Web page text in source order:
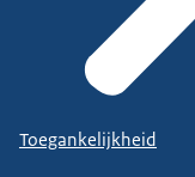
Toegankelijkheid